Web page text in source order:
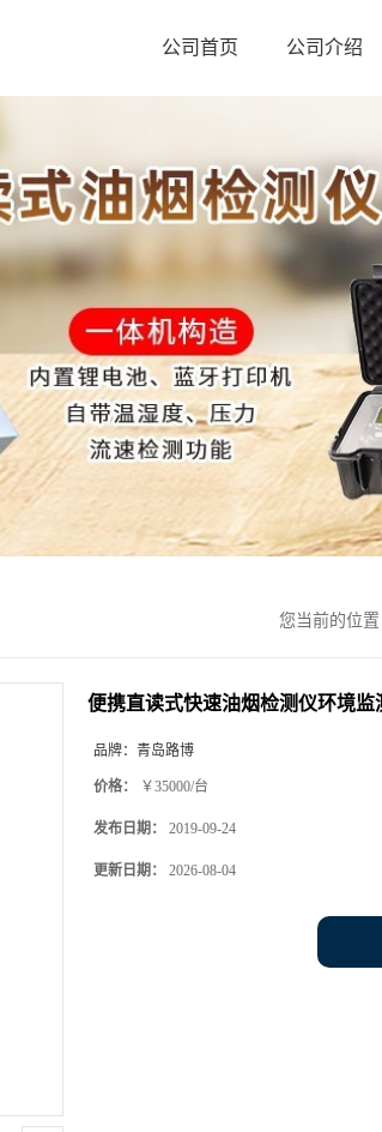
公司首页 公司介绍
您当前的位置
便携直读式快速油烟检测仪环境监
品牌： 青岛路博
价格： ￥35000/台
发布日期： 2019-09-24
更新日期： 2026-08-04